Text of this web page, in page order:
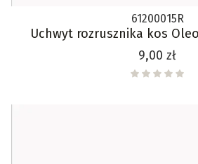
61200015R
Uchwyt rozrusznika kos
Cena
9,00 zł